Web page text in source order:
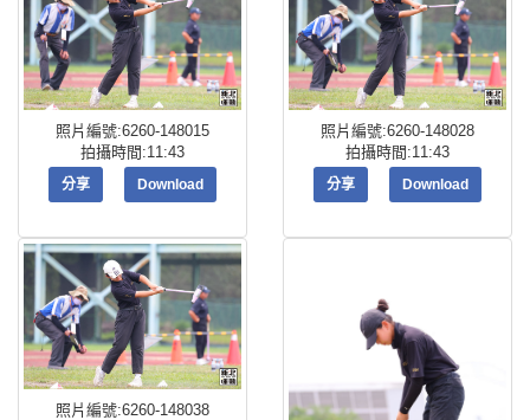
照片編號:6260-148015
拍攝時間:11:43
分享 Download
照片編號:6260-148028
拍攝時間:11:43
分享 Download
照片編號:6260-148038